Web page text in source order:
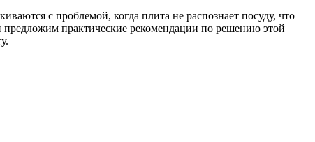
с проблемой, когда плита не распознает посуду, что
практические рекомендации по решению этой